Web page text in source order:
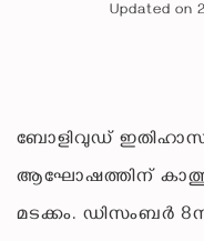
Updated on
ബോളിവുഡ് ഇതിഹാസം
ആഘോഷത്തിന്
മടക്കം. ഡിസംബര്‍